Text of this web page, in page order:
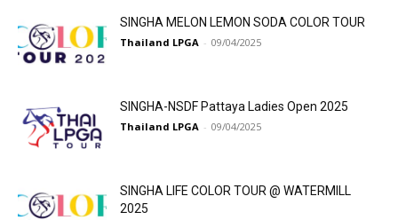
SINGHA MELON LEMON SODA COLOR TOUR
Thailand LPGA - 09/04/2025
SINGHA-NSDF Pattaya Ladies Open 2025
Thailand LPGA - 09/04/2025
SINGHA LIFE COLOR TOUR @ WATERMILL
2025